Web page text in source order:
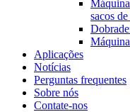
sacos
Aplicações
Notícias
Perguntas frequentes
Sobre nós
Contate-nos